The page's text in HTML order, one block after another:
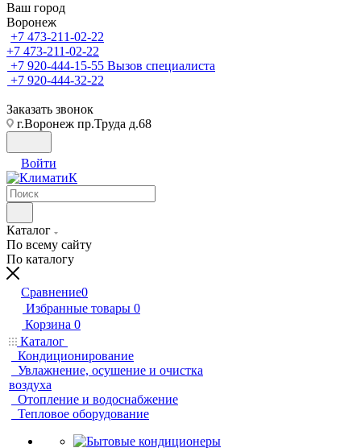
Ваш город
Воронеж
+7 473-211-02-22
+7 473-211-02-22
+7 920-444-15-55 Вызов специалиста
+7 920-444-32-22
Заказать звонок
г.Воронеж пр.Труда д.68
Войти
Каталог
По всему сайту
По каталогу
Сравнение0
Избранные товары 0
Корзина 0
Каталог
Кондиционирование
Увлажнение, осушение и очистка
воздуха
Отопление и водоснабжение
Тепловое оборудование